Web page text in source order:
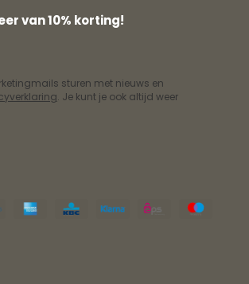
van 10% korting!
sturen met nieuws en
. Je kunt je ook altijd weer